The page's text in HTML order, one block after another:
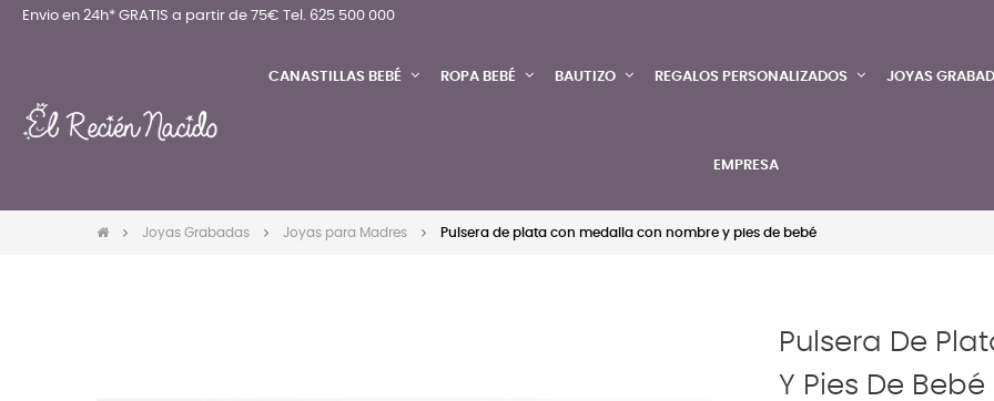
Envio en 24h* GRATIS a partir de 75€ Tel. 625 500 000
CANASTILLAS BEBÉ ROPA BEBÉ BAUTIZO REGALOS PERSONALIZADOS JOYAS
EMPRESA
Joyas Grabadas Joyas para Madres Pulsera de plata con medalla con nombre y pies de bebé
Pulsera De
Y Pies De Bebé